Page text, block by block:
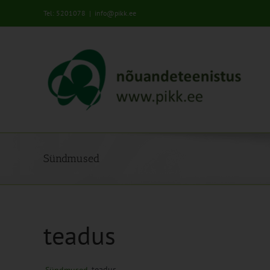
Tel: 5201078 | info@pikk.ee
Sündmused
teadus